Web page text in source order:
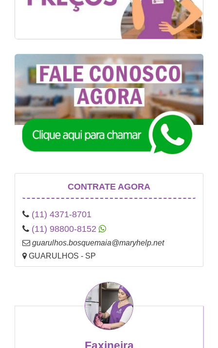
CONTRATE AGORA
(11) 4371-8701
(11) 98800-8152
guarulhos.bosquemaia@maryhelp.net
GUARULHOS - SP